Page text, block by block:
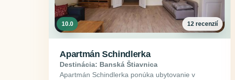
10.0 12 recenzií
Apartmán Schindlerka
Destinácia: Banská Štiavnica
Apartmán Schindlerka ponúka ubytovanie v